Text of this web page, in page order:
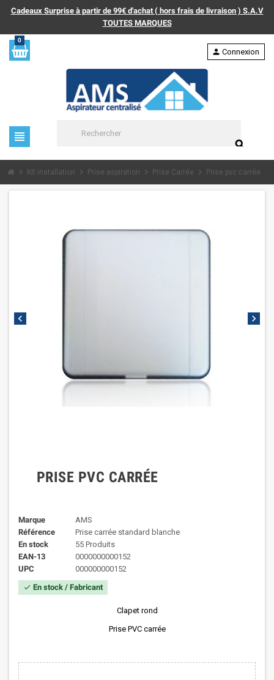
Cadeaux Surprise à partir de 99€ d'achat ( hors frais de livraison ) S.A.V
TOUTES MARQUES
0
view_headline
search
person Connexion
chevron_right Kit installation chevron_right Prise aspiration chevron_right Prise Carrée chevron_right Prise pvc carrée
chevron_left chevron_right
PRISE PVC CARRÉE
Marque
AMS
Référence
Prise carrée standard blanche
En stock
55 Produits
EAN-13
0000000000152
UPC
000000000152
check En stock / Fabricant
Clapet rond
Prise PVC carrée